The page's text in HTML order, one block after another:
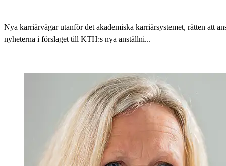
Nya karriärvägar utanför det akademiska karriärsystemet, rätten att
nyheterna i förslaget till KTH:s nya anställni...